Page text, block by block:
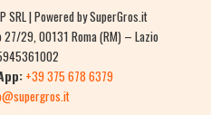
SRL | Powered by SuperGros.it
27/29, 00131 Roma (RM) – Lazio
+39 375 678 6379